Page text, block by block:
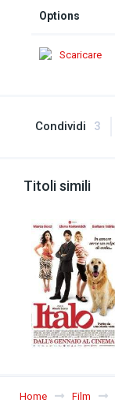
Options
Scaricare
Condividi 3
Titoli simili
Home Film